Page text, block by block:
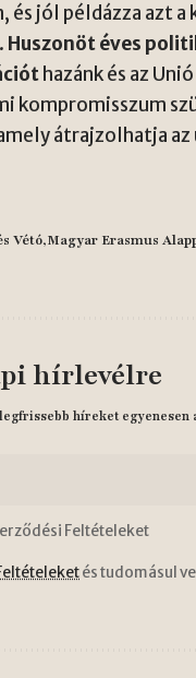
jól példázza azt
Huszonöt éves
hazánk és az
kompromisszum
átrajzolhatja
Vétó Magyar Erasmus
hírlevélre
híreket egyenesen
Feltételeket
és tudomásul